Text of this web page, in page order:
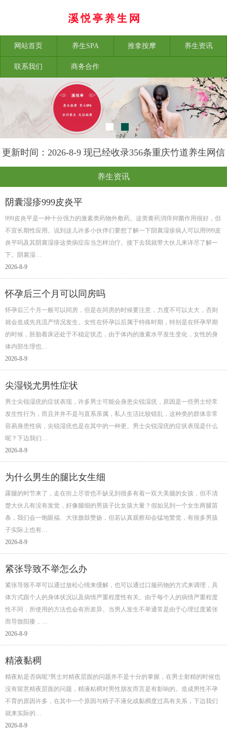
网站首页 养生SPA 推拿按摩 养生资讯
联系我们 商务合作
更新时间：2026-8-9 现已经收录356条重庆竹道养生网信
息
养生资讯
阴囊湿疹999皮炎平
999皮炎平是一种十分强力的激素类药物外敷药。这类膏药消痒抑菌作用很好，但
不宜长期性应用。说到这儿许多小伙伴们要想了解一下阴襄湿疹病人可以用999皮
炎平吗及其阴襄湿疹这类病症应当怎样治疗。接下去我就带大伙儿来详尽了解一
下。阴襄湿…
2026-8-9
怀孕后三个月可以同房吗
怀孕后三个月一般可以同房，但是在同房的时候要注意，力度不可以太大，否则
就会造成先兆流产情况发生。女性在怀孕以后属于特殊时期，特别是在怀孕早期
的时候，胚胎着床还处于不稳定状态，由于体内的激素水平发生变化，女性的身
体内部生理也…
2026-8-9
尖湿锐尤男性症状
男士尖锐湿疣的症状表现，许多男士可能会身患尖锐湿疣，原因是一些男士经常
发生性行为，而且并并不是与直系亲属，私人生活比较错乱，这种类的群体非常
容易身患性病，尖锐湿疣也是在其中的一种更。男士尖锐湿疣的症状表现是什么
呢？下边我们…
2026-8-9
为什么男生的腿比女生细
露腿的时节来了，走在街上尽管也不缺见到很多有着一双大美腿的女孩，但不清
楚大伙儿有没有发觉，好像腿细的男孩子比女孩大量？假如见到一个女生两腿苗
条，我们会一饱眼福、大张旗鼓赞扬，但若认真观察却会猛地警觉，有很多男孩
子实际上也有…
2026-8-9
紧张导致不举怎么办
紧张导致不举可以通过放松心情来缓解，也可以通过口服药物的方式来调理，具
体方式跟个人的身体状况以及病情严重程度性有关。由于每个人的病情严重程度
性不同，所使用的方法也会有所差异。当男人发生不举通常是由于心理过度紧张
而导致阳痿，…
2026-8-9
精液黏稠
精夜粘是否病呢?男士对精夜层面的问题并不是十分的掌握，在男士射精的时候也
没有留意精夜层面的问题，精液粘稠对男性朋友而言是有影响的。造成男性不孕
不育的原因许多，在其中一个原因与精子不液化或黏稠度过高有关系，下边我们
就来实际的…
2026-8-9